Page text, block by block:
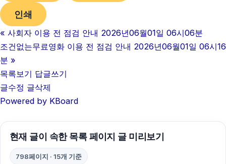
인쇄
« 사회자 이용 전 점검 안내 2026년06월01일 06시06분
조건없는무료영화 이용 전 점검 안내 2026년06월01일 06시16
분 »
목록보기 답글쓰기
글수정 글삭제
Powered by KBoard
현재 글이 속한 목록 페이지 글 미리보기
798페이지 · 15개 기준